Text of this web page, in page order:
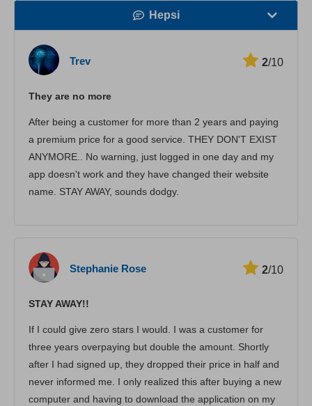
Hepsi
Müşteri hizmetleri
Trev 2/10
They are no more
After being a customer for more than 2 years and paying
a premium price for a good service. THEY DON'T EXIST
ANYMORE.. No warning, just logged in one day and my
app doesn't work and they have changed their website
name. STAY AWAY, sounds dodgy.
Stephanie Rose 2/10
STAY AWAY!!
If I could give zero stars I would. I was a customer for
three years overpaying but double the amount. Shortly
after I had signed up, they dropped their price in half and
never informed me. I only realized this after buying a new
computer and having to download the application on my